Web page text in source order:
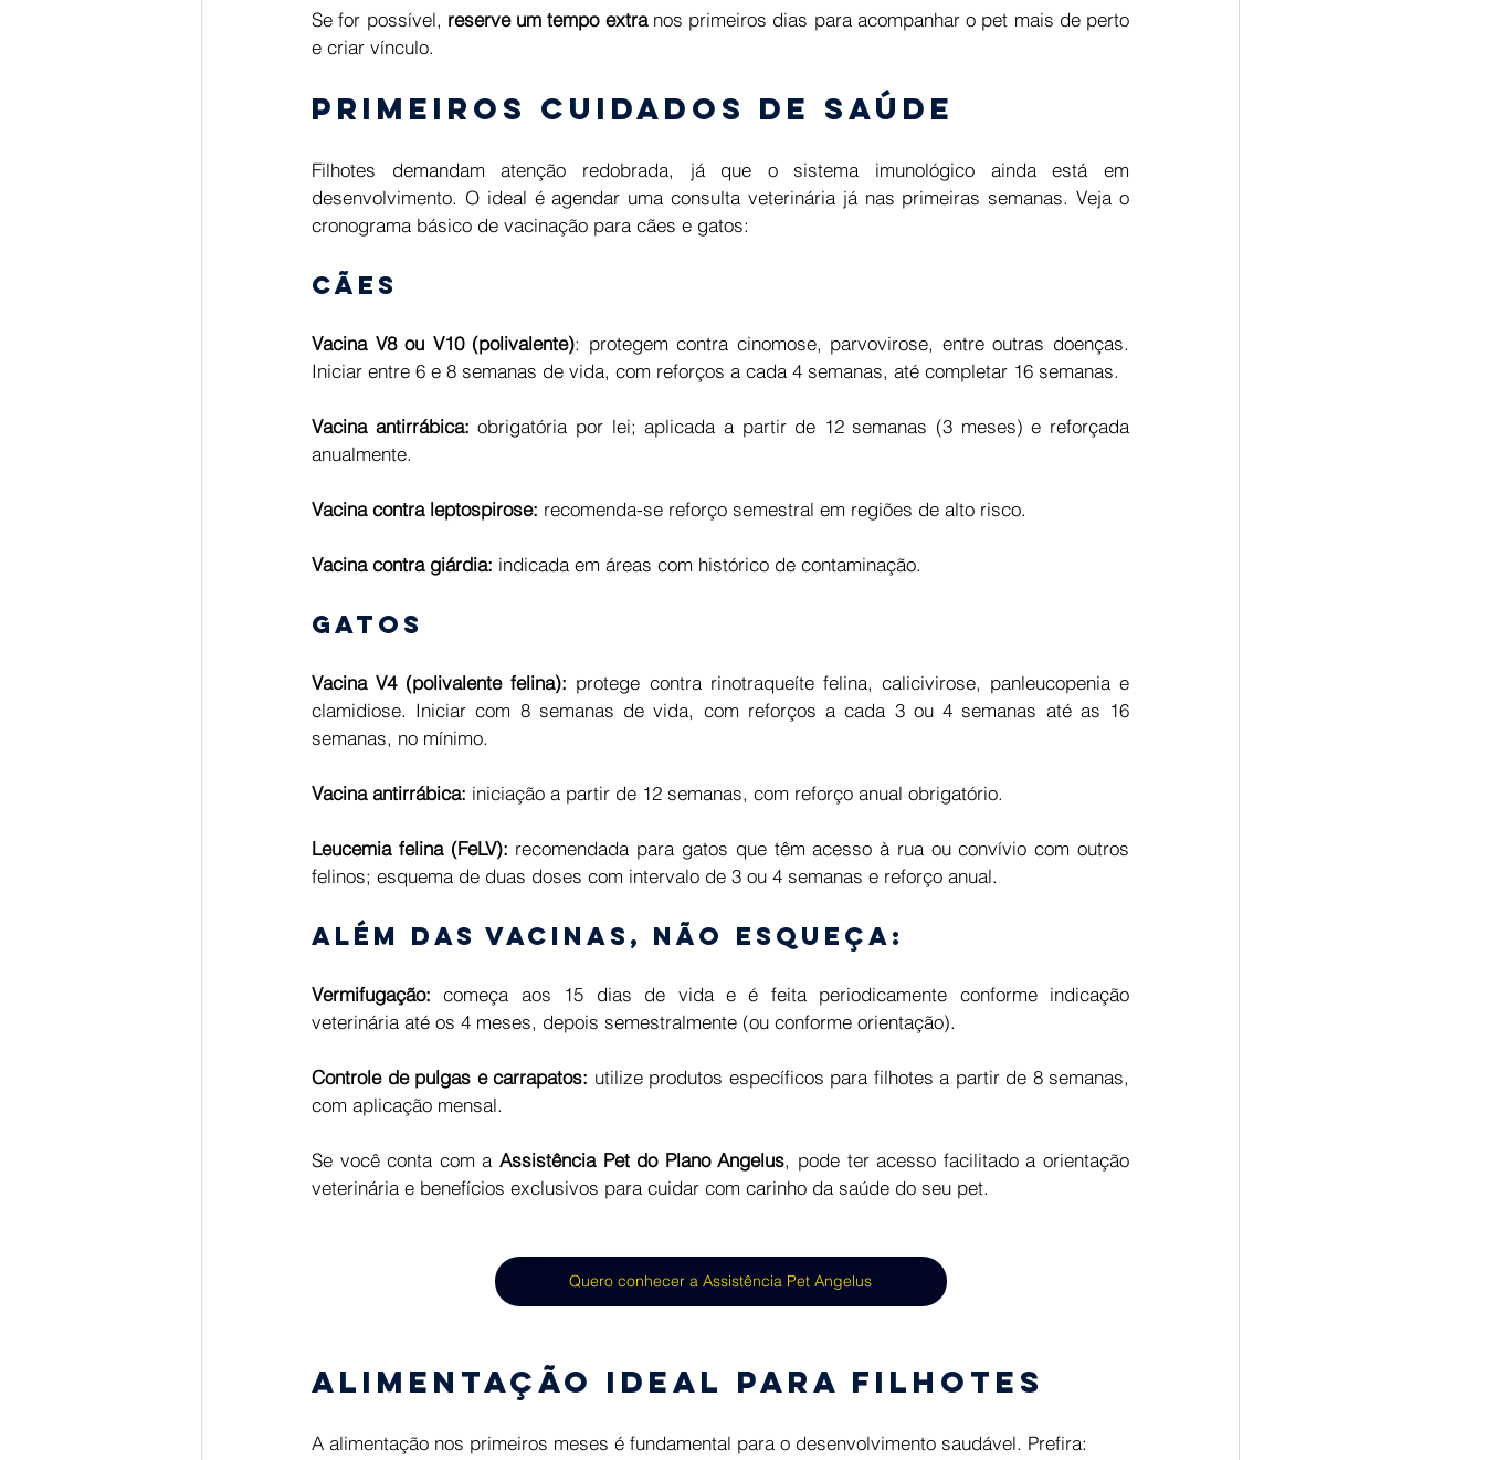
Se for possível, reserve um tempo extra nos primeiros dias para acompanhar o pet mais de perto
e criar vínculo.
Primeiros cuidados de saúde
Filhotes demandam atenção redobrada, já que o sistema imunológico ainda está em
desenvolvimento. O ideal é agendar uma consulta veterinária já nas primeiras semanas. Veja o
cronograma básico de vacinação para cães e gatos:
Cães
Vacina V8 ou V10 (polivalente): protegem contra cinomose, parvovirose, entre outras doenças.
Iniciar entre 6 e 8 semanas de vida, com reforços a cada 4 semanas, até completar 16 semanas.
Vacina antirrábica: obrigatória por lei; aplicada a partir de 12 semanas (3 meses) e reforçada
anualmente.
Vacina contra leptospirose: recomenda-se reforço semestral em regiões de alto risco.
Vacina contra giárdia: indicada em áreas com histórico de contaminação.
Gatos
Vacina V4 (polivalente felina): protege contra rinotraqueíte felina, calicivirose, panleucopenia e
clamidiose. Iniciar com 8 semanas de vida, com reforços a cada 3 ou 4 semanas até as 16
semanas, no mínimo.
Vacina antirrábica: iniciação a partir de 12 semanas, com reforço anual obrigatório.
Leucemia felina (FeLV): recomendada para gatos que têm acesso à rua ou convívio com outros
felinos; esquema de duas doses com intervalo de 3 ou 4 semanas e reforço anual.
Além das vacinas, não esqueça:
Vermifugação: começa aos 15 dias de vida e é feita periodicamente conforme indicação
veterinária até os 4 meses, depois semestralmente (ou conforme orientação).
Controle de pulgas e carrapatos: utilize produtos específicos para filhotes a partir de 8 semanas,
com aplicação mensal.
Se você conta com a Assistência Pet do Plano Angelus, pode ter acesso facilitado a orientação
veterinária e benefícios exclusivos para cuidar com carinho da saúde do seu pet.
Quero conhecer a Assistência Pet Angelus
Alimentação ideal para filhotes
A alimentação nos primeiros meses é fundamental para o desenvolvimento saudável. Prefira: